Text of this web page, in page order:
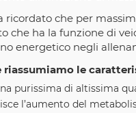
ricordato che per
che ha la funzione di
energetico negli
riassumiamo le
purissima di altissima
l’aumento del